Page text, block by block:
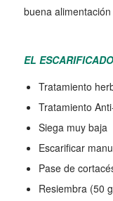
buena
EL
Tratamiento
Tratamiento
Siega muy baja
Escarificar
Pase de
Resiembra (50